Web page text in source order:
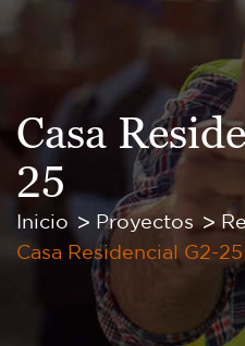
Casa
25
Inicio Proyectos
Casa Residencial G2-25